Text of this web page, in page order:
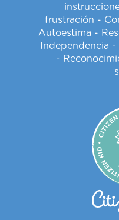
frustración -
Autoestima -
Independencia -
-